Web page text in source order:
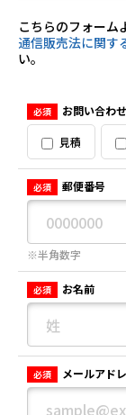
こちらのフォーム
通信販売法に関す
い。
必須 お問い合わ
見積
必須 郵便番号
※半角数字
必須 お名前
必須 メールアド